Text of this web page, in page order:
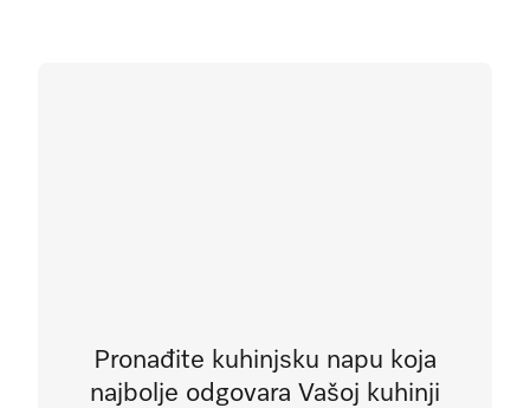
Pronađite kuhinjsku napu koja
najbolje odgovara Vašoj kuhinji